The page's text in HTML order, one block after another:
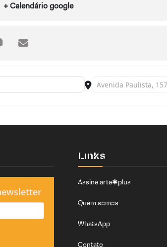
+ Calendário google
Destination Address -
Links
Assine arte✱plus
Quem somos
WhatsApp
Contato